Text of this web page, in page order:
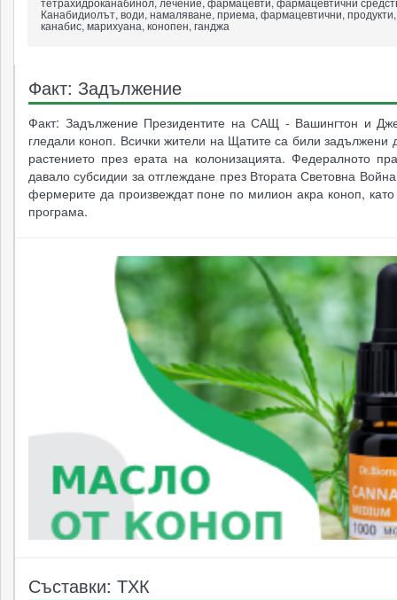
Канабидиолът, води, намаляване, приема, фармацевтични,
канабис, марихуана, конопен, ганджа
Факт: Задължение
Факт: Задължение Президентите на САЩ - Вашингтон и
гледали коноп. Всички жители на Щатите са били задължени
растението през ерата на колонизацията. Федералното
давало субсидии за отглеждане през Втората Световна
фермерите да произвеждат поне по милион акра коноп, като
програма.
Съставки: ТХК